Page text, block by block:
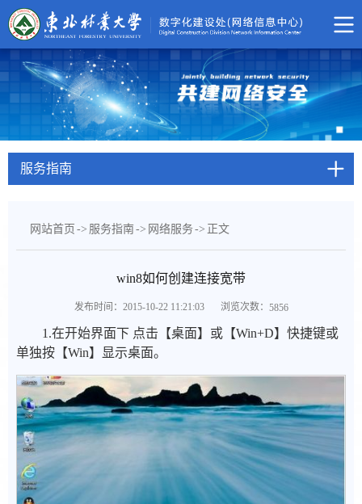
服务指南
网站首页 -> 服务指南-> 网络服务-> 正文
win8如何创建连接宽带
发布时间：2015-10-22 11:21:03 浏览次数： 5856
1.在开始界面下 点击【桌面】或【Win+D】快捷键或
单独按【Win】显示桌面。